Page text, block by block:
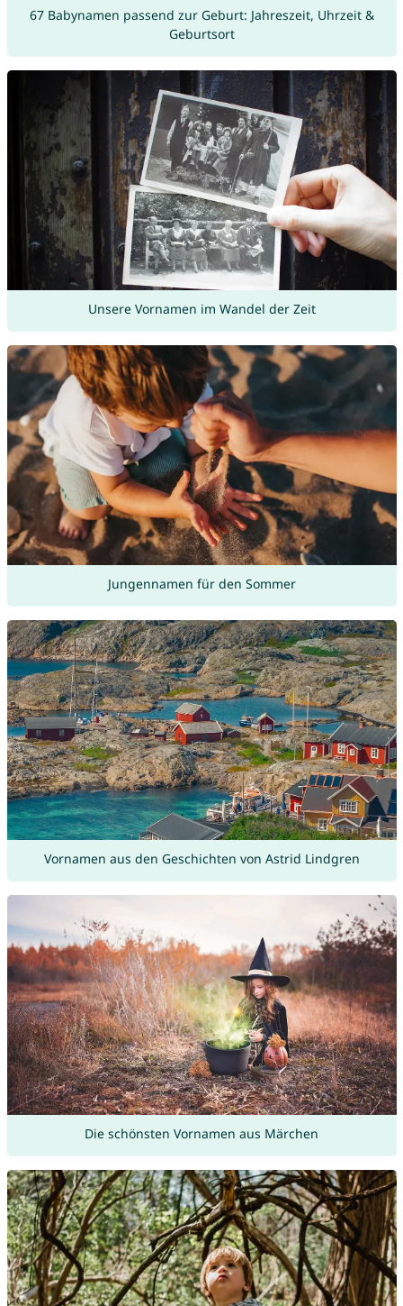
67 Babynamen passend zur Geburt: Jahreszeit, Uhrzeit &
Geburtsort
Unsere Vornamen im Wandel der Zeit
Jungennamen für den Sommer
Vornamen aus den Geschichten von Astrid Lindgren
Die schönsten Vornamen aus Märchen